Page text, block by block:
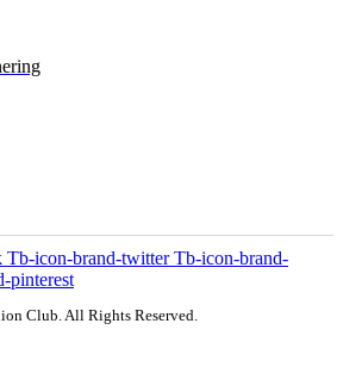
Tb-icon-brand-twitter Tb-icon-brand-
pinterest
Club. All Rights Reserved.